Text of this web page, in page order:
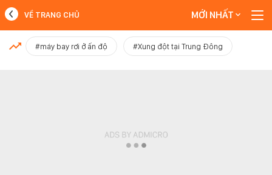
MỚI NHẤT
VỀ TRANG CHỦ MỚI NHẤT
#máy bay rơi ở ấn độ #Xung đột tại Trung Đông